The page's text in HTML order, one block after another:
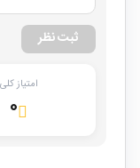
ثبت نظر
امتیاز کلی
۰